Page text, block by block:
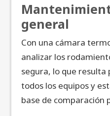
general
Con una cámara
analizar los
segura, lo que
todos los equipos y
base de comparación